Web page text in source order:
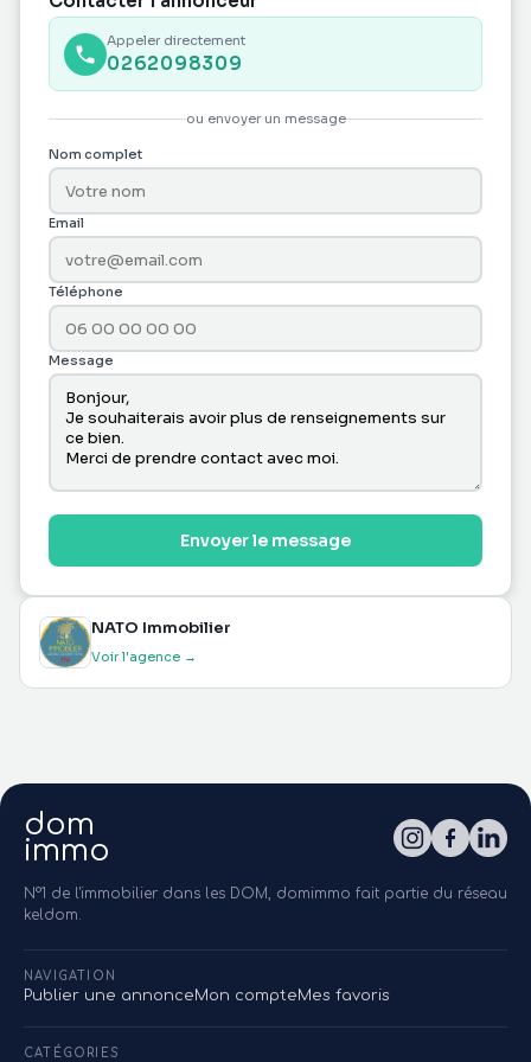
Appeler directement
0262098309
ou envoyer un message
Nom complet
Email
Téléphone
Message
Envoyer le message
NATO Immobilier
Voir l'agence →
dom
immo
N°1 de l'immobilier dans les DOM, domimmo fait partie du réseau
keldom.
NAVIGATION
Publier une annonceMon compteMes favoris
CATÉGORIES